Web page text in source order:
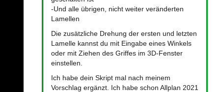
-Und alle übrigen, nicht weiter veränderten
Lamellen
Die zusätzliche Drehung der ersten und letzten
Lamelle kannst du mit Eingabe eines Winkels
oder mit Ziehen des Griffes im 3D-Fenster
einstellen.
Ich habe dein Skript mal nach meinem
Vorschlag ergänzt. Ich habe schon Allplan 2021